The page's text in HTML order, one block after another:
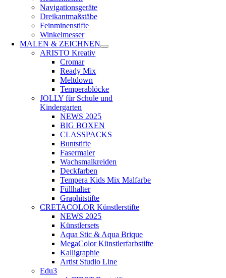
Navigationsgeräte
Dreikantmaßstäbe
Feinminenstifte
Winkelmesser
MALEN & ZEICHNEN
ARISTO Kreativ
Cromar
Ready Mix
Meltdown
Temperablöcke
JOLLY für Schule und
Kindergarten
NEWS 2025
BIG BOXEN
CLASSPACKS
Buntstifte
Fasermaler
Wachsmalkreiden
Deckfarben
Tempera Kids Mix Malfarbe
Füllhalter
Graphitstifte
CRETACOLOR Künstlerstifte
NEWS 2025
Künstlersets
Aqua Stic & Aqua Brique
MegaColor Künstlerfarbstifte
Kalligraphie
Artist Studio Line
Edu3